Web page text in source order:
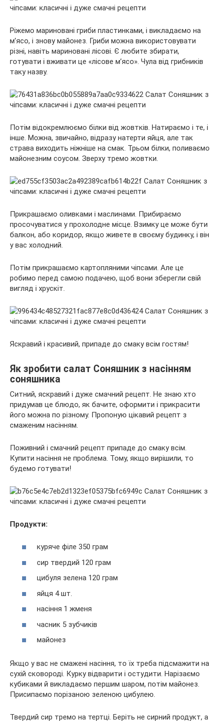
Ріжемо мариновані гриби пластинками, і викладаємо на
м’ясо, і знову майонез. Гриби можна використовувати
різні, навіть мариновані лісові. Є любите збирати,
готувати і вживати це «лісове м’ясо». Чула від грибників
таку назву.
Потім відокремлюємо білки від жовтків. Натираємо і те, і
інше. Можна, звичайно, відразу натерти яйця, але так
страва виходить ніжніше на смак. Трьом білки, поливаємо
майонезним соусом. Зверху тремо жовтки.
Прикрашаємо оливками і маслинами. Прибираємо
просочуватися у прохолодне місце. Взимку це може бути
балкон, або коридор, якщо живете в своєму будинку, і він
у вас холодний.
Потім прикрашаємо картопляними чіпсами. Але це
робимо перед самою подачею, щоб вони зберегли свій
вигляд і хрускіт.
Яскравий і красивий, припаде до смаку всім гостям!
Як зробити салат Соняшник з насінням
соняшника
Ситний, яскравий і дуже смачний рецепт. Не знаю хто
придумав це блюдо, як бачите, оформити і прикрасити
його можна по різному. Пропоную цікавий рецепт з
смаженим насінням.
Поживний і смачний рецепт припаде до смаку всім.
Купити насіння не проблема. Тому, якщо вирішили, то
будемо готувати!
Продукти:
куряче філе 350 грам
сир твердий 120 грам
цибуля зелена 120 грам
яйця 4 шт.
насіння 1 жменя
часник 5 зубчиків
майонез
Якщо у вас не смажені насіння, то їх треба підсмажити на
сухій сковороді. Курку відварити і остудити. Нарізаємо
кубиками й викладаємо першим шаром, потім майонез.
Присипаємо порізаною зеленою цибулею.
Твердий сир тремо на тертці. Беріть не сирний продукт, а